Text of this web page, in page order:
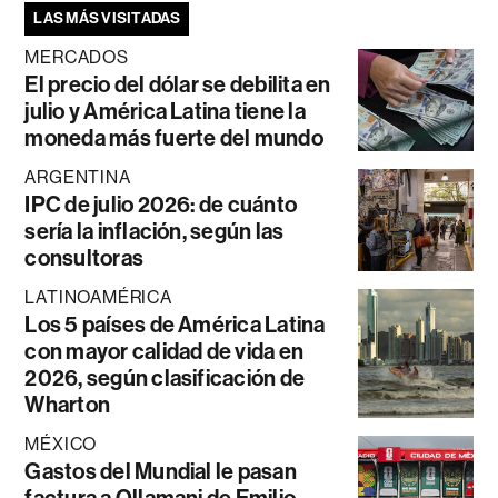
LAS MÁS VISITADAS
MERCADOS
El precio del dólar se debilita en
julio y América Latina tiene la
moneda más fuerte del mundo
ARGENTINA
IPC de julio 2026: de cuánto
sería la inflación, según las
consultoras
LATINOAMÉRICA
Los 5 países de América Latina
con mayor calidad de vida en
2026, según clasificación de
Wharton
MÉXICO
Gastos del Mundial le pasan